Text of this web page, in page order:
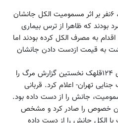
در ۲روز اول هفته نیز در پایتخت، ۶نفر بر اثر مسمومیت الکل جانشان
بودند که ظاهرا از ترس بیماری
به مصرف الکل کرده بودند اما
به قیمت ازدست دادن جانشان
ساعت ۹صبح شنبه مأمور کلانتری ۱۲۴قلهک نخستین گزارش مرگ را
تهران- اعلام کرد. قربانی
مسمومیت، جانش را از دست داده بود.
خصوص را صادر کرد و مشخص
الکل جانش را از دست داده